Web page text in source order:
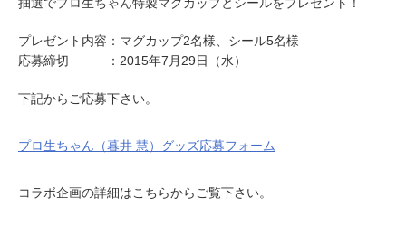
プレゼント内容：マグカップ2名様、シール5名様
応募締切 ：2015年7月29日（水）
下記からご応募下さい。
プロ生ちゃん（暮井 慧）グッズ応募フォーム
コラボ企画の詳細はこちらからご覧下さい。